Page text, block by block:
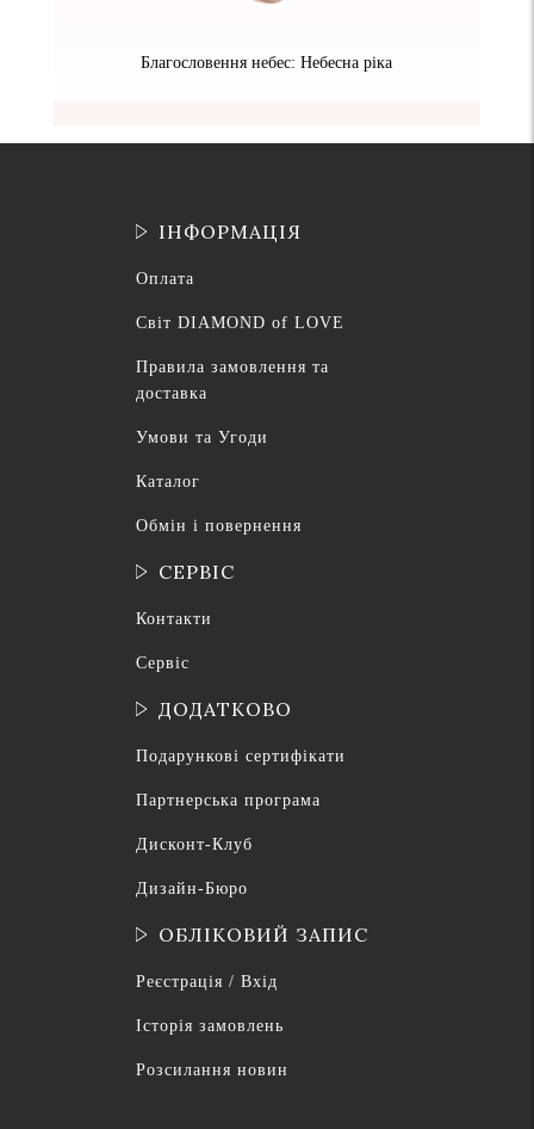
Благословення небес: Небесна ріка
ІНФОРМАЦІЯ
Оплата
Світ DIAMOND of LOVE
Правила замовлення та
доставка
Умови та Угоди
Каталог
Обмін і повернення
СЕРВІС
Контакти
Сервіс
ДОДАТКОВО
Подарункові сертифікати
Партнерська програма
Дисконт-Клуб
Дизайн-Бюро
ОБЛІКОВИЙ ЗАПИС
Реєстрація / Вхід
Історія замовлень
Розсилання новин